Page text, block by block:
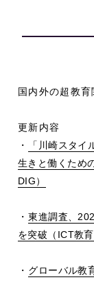
国内外の超教育
更新内容
・
「川崎スタ
生きと働くため
DIG）
・東進調査、
を突破（ ICT教
・ グローバル教